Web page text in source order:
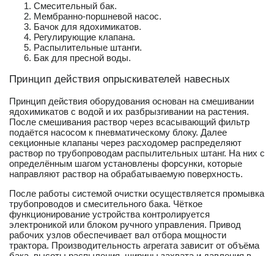
Смесительный бак.
Мембранно-поршневой насос.
Бачок для ядохимикатов.
Регулирующие клапана.
Распылительные штанги.
Бак для пресной воды.
Принцип действия опрыскивателей навесных
Принцип действия оборудования основан на смешивании
ядохимикатов с водой и их разбрызгивании на растения.
После смешивания раствор через всасывающий фильтр
подаётся насосом к пневматическому блоку. Далее
секционные клапаны через расходомер распределяют
раствор по трубопроводам распылительных штанг. На них с
определённым шагом установлены форсунки, которые
направляют раствор на обрабатываемую поверхность.
После работы системой очистки осуществляется промывка
трубопроводов и смесительного бака. Чёткое
функционирование устройства контролируется
электроникой или блоком ручного управления. Привод
рабочих узлов обеспечивает вал отбора мощности
трактора. Производительность агрегата зависит от объёма